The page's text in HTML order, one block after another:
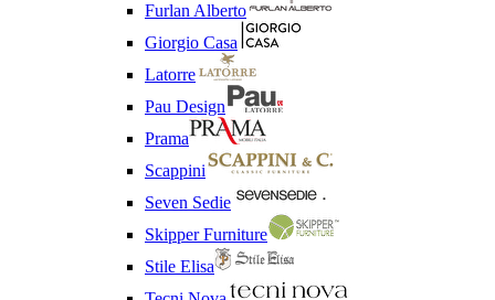
Furlan Alberto
Giorgio Casa
Latorre
Pau Design
Prama
Scappini
Seven Sedie
Skipper Furniture
Stile Elisa